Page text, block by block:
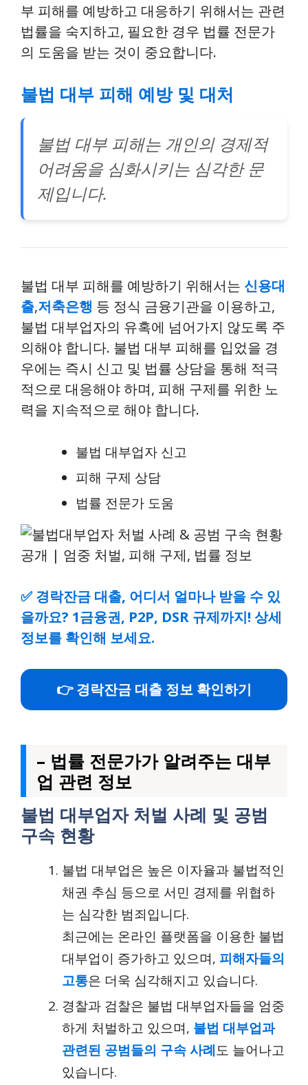
부 피해를 예방하고 대응하기 위해서는 관련
법률을 숙지하고, 필요한 경우 법률 전문가
의 도움을 받는 것이 중요합니다.
불법 대부 피해 예방 및 대처
불법 대부 피해는 개인의 경제적
어려움을 심화시키는 심각한 문
제입니다.
불법 대부 피해를 예방하기 위해서는 신용대
출,저축은행 등 정식 금융기관을 이용하고,
불법 대부업자의 유혹에 넘어가지 않도록 주
의해야 합니다. 불법 대부 피해를 입었을 경
우에는 즉시 신고 및 법률 상담을 통해 적극
적으로 대응해야 하며, 피해 구제를 위한 노
력을 지속적으로 해야 합니다.
불법 대부업자 신고
피해 구제 상담
법률 전문가 도움
✅ 경락잔금 대출, 어디서 얼마나 받을 수 있
을까요? 1금융권, P2P, DSR 규제까지! 상세
정보를 확인해 보세요.
👉 경락잔금 대출 정보 확인하기
– 법률 전문가가 알려주는 대부
업 관련 정보
불법 대부업자 처벌 사례 및 공범
구속 현황
불법 대부업은 높은 이자율과 불법적인
채권 추심 등으로 서민 경제를 위협하
는 심각한 범죄입니다.
최근에는 온라인 플랫폼을 이용한 불법
대부업이 증가하고 있으며, 피해자들의
고통은 더욱 심각해지고 있습니다.
경찰과 검찰은 불법 대부업자들을 엄중
하게 처벌하고 있으며, 불법 대부업과
관련된 공범들의 구속 사례도 늘어나고
있습니다.